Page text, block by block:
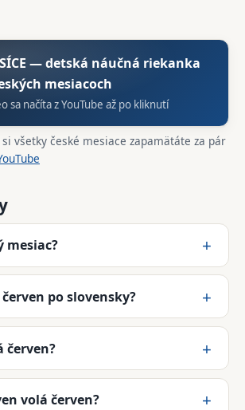
— detská náučná riekanka
mesiacoch
sa načíta z YouTube až po kliknutí
všetky české mesiace zapamätáte za pár
mesiac?
po slovensky?
červen?
volá červen?